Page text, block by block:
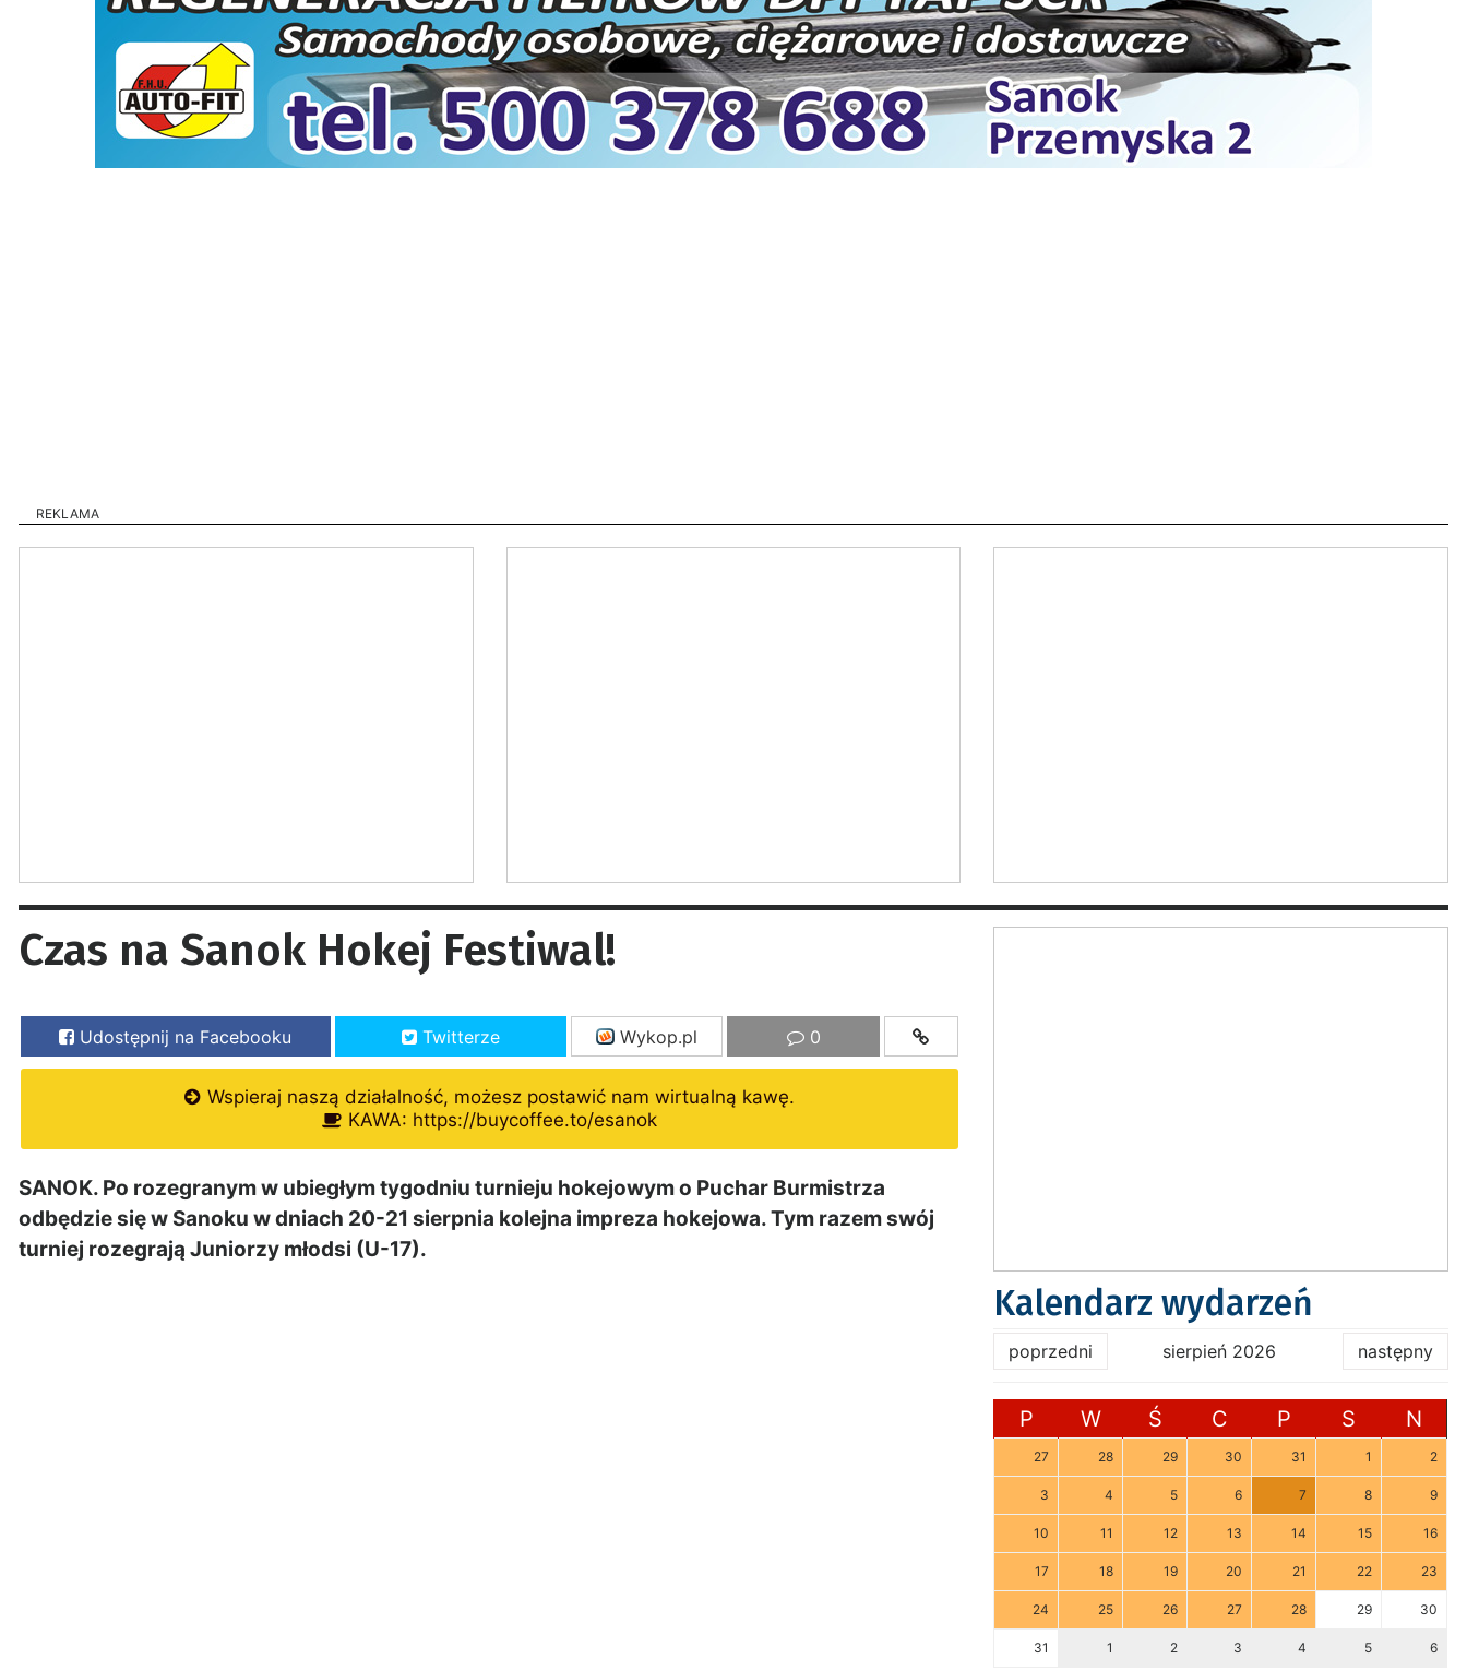
REKLAMA
Czas na Sanok Hokej Festiwal!
Udostępnij na Facebooku Twitterze Wykop.pl 0
Wspieraj naszą działalność, możesz postawić nam wirtualną kawę.
KAWA: https://buycoffee.to/esanok
SANOK. Po rozegranym w ubiegłym tygodniu turnieju hokejowym o Puchar Burmistrza
odbędzie się w Sanoku w dniach 20-21 sierpnia kolejna impreza hokejowa. Tym razem swój
turniej rozegrają Juniorzy młodsi (U-17).
Kalendarz wydarzeń
poprzedni sierpień 2026 następny
P W Ś C P S N
27 28 29 30 31 1 2
3 4 5 6 7 8 9
10 11 12 13 14 15 16
17 18 19 20 21 22 23
24 25 26 27 28 29 30
31 1 2 3 4 5 6